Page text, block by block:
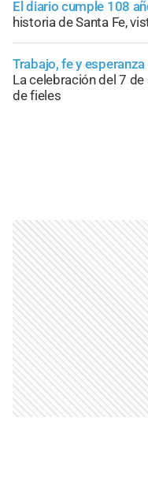
El diario cumple 108
historia de Santa Fe,
Trabajo, fe y esperanza
La celebración del 7
de fieles